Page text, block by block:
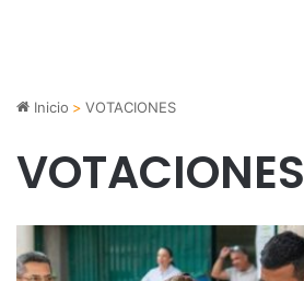
Inicio > VOTACIONES
VOTACIONES